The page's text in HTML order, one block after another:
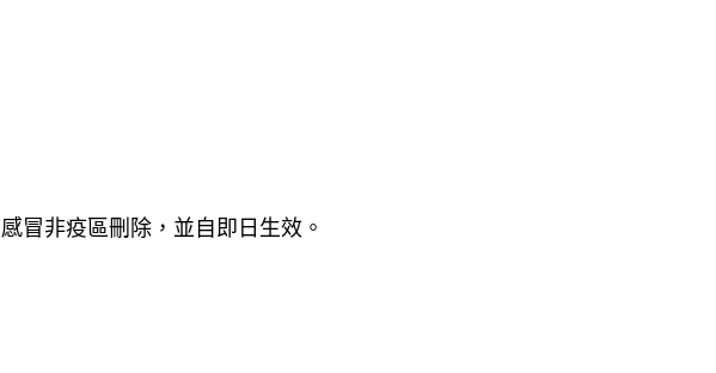
冒非疫區刪除，並自即日生效。